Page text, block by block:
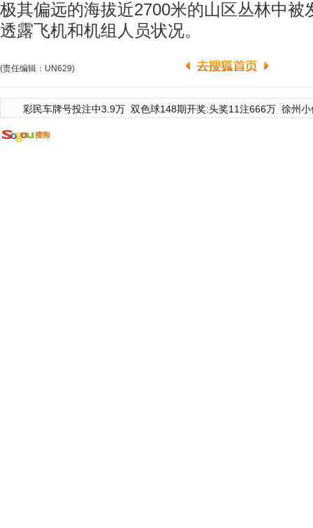
极其偏远的海拔近2700米的山区丛林中被
透露飞机和机组人员状况。
(责任编辑：UN629)
彩民车牌号投注中3.9万 双色球148期开奖:头奖11注666万 徐州